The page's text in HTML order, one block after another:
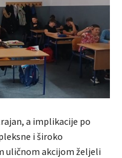
a implikacije po
i široko
uličnom akcijom željeli